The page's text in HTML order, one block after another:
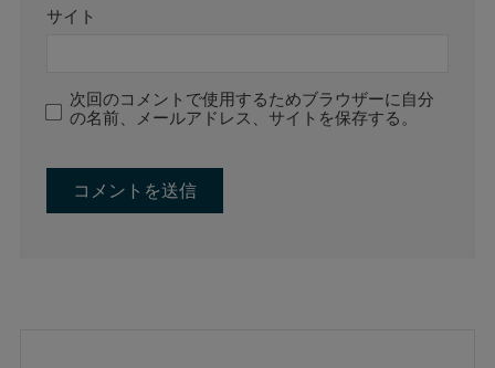
サイト
次回のコメントで使用するためブラウザーに自分
の名前、メールアドレス、サイトを保存する。